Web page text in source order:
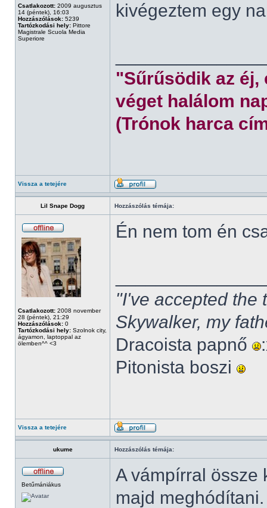
Csatlakozott: 2009 augusztus
14 (péntek), 16:03
Hozzászólások: 5239
Tartózkodási hely: Pittore
Magistrale Scuola Media
Superiore
kivégeztem egy
"Sűrűsödik az éj,
véget halálom
(Trónok harca
Vissza a tetejére
Lil Snape Dogg Hozzászólás témája:
Csatlakozott: 2008 november
28 (péntek), 21:29
Hozzászólások: 0
Tartózkodási hely: Szolnok city,
ágyamon, laptoppal az
ölemben^^ <3
Én nem tom én
"I've accepted the
Skywalker, my
Dracoista papnő
Pitonista boszi
Vissza a tetejére
ukume Hozzászólás témája:
Betűmániákus
A vámpírral össze
majd